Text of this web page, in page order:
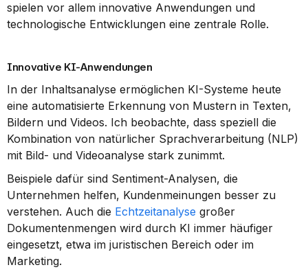
spielen vor allem innovative Anwendungen und
technologische Entwicklungen eine zentrale Rolle.
Innovative KI-Anwendungen
In der Inhaltsanalyse ermöglichen KI-Systeme heute
eine automatisierte Erkennung von Mustern in Texten,
Bildern und Videos. Ich beobachte, dass speziell die
Kombination von natürlicher Sprachverarbeitung (NLP)
mit Bild- und Videoanalyse stark zunimmt.
Beispiele dafür sind Sentiment-Analysen, die
Unternehmen helfen, Kundenmeinungen besser zu
verstehen. Auch die Echtzeitanalyse großer
Dokumentenmengen wird durch KI immer häufiger
eingesetzt, etwa im juristischen Bereich oder im
Marketing.